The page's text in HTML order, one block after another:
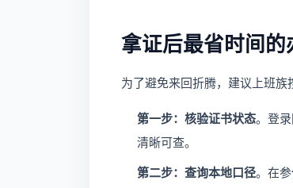
拿证后最省时间的
为了避免来回折腾，建议上班族
第一步：核验证书状态。登
清晰可查。
第二步：查询本地口径。在